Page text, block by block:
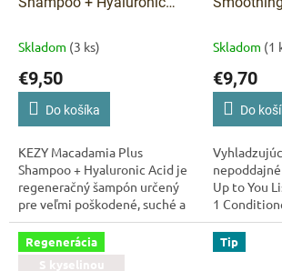
šampón pre veľmi
Skladom (3 ks)
€9,50
Do košíka
KEZY Macadamia Plus
Shampoo + Hyaluronic Acid je
regeneračný šampón určený
pre veľmi poškodené, suché a
namáhané vlasy. Jemne čistí
pokožku hlavy a zároveň
pomáha obnoviť...
Skladom (1
€9,70
Do
Up to You
1
kombinuje
jednom
Regenerácia
S kyselinou
Tip